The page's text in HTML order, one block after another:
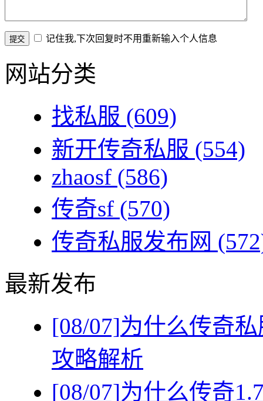
记住我,下次回复时不用重新输入个人信息
网站分类
找私服 (609)
新开传奇私服 (554)
zhaosf (586)
传奇sf (570)
传奇私服发布网
最新发布
[08/07]为什么传奇
攻略解析
[08/07]为什么传奇